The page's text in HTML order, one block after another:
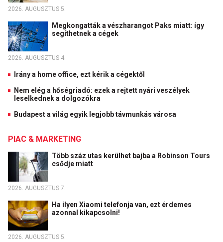
2026. AUGUSZTUS 5.
Megkongatták a vészharangot Paks miatt: így
segíthetnek a cégek
2026. AUGUSZTUS 4.
Irány a home office, ezt kérik a cégektől
Nem elég a hőségriadó: ezek a rejtett nyári veszélyek
leselkednek a dolgozókra
Budapest a világ egyik legjobb távmunkás városa
PIAC & MARKETING
Több száz utas kerülhet bajba a Robinson Tours
csődje miatt
2026. AUGUSZTUS 7.
Ha ilyen Xiaomi telefonja van, ezt érdemes
azonnal kikapcsolni!
2026. AUGUSZTUS 5.